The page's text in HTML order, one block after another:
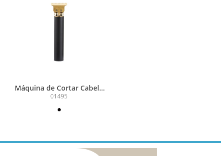
Máquina de Cortar Cabelo
Recarregável
01495